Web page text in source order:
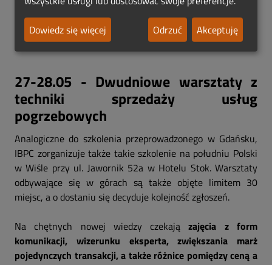
27-28.05 - Dwudniowe warsztaty z
techniki sprzedaży usług
pogrzebowych
Analogiczne do szkolenia przeprowadzonego w Gdańsku,
IBPC zorganizuje także takie szkolenie na południu Polski
w Wiśle przy ul. Jawornik 52a w Hotelu Stok. Warsztaty
odbywające się w górach są także objęte limitem 30
miejsc, a o dostaniu się decyduje kolejność zgłoszeń.
Na chętnych nowej wiedzy czekajązajęcia z form
komunikacji, wizerunku eksperta, zwiększania marż
pojedynczych transakcji, a także różnice pomiędzy ceną a
Dowiedz się więcej
Odrzuć Akceptuję